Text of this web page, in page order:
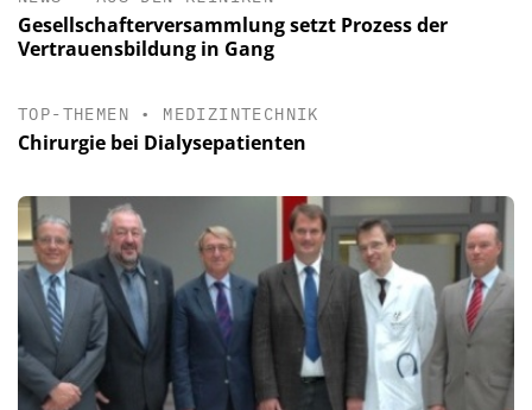
Gesellschafterversammlung setzt Prozess der
Vertrauensbildung in Gang
TOP-THEMEN • MEDIZINTECHNIK
Chirurgie bei Dialysepatienten